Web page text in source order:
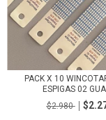
PACK X 10
ESPIGAS 02
$2.980